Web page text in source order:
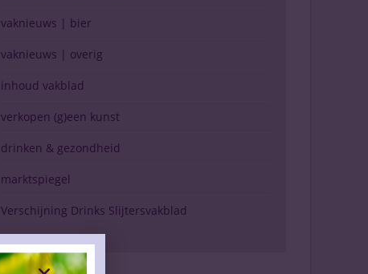
vaknieuws | bier
vaknieuws | overig
inhoud vakblad
verkopen (g)een kunst
drinken & gezondheid
marktspiegel
Verschijning Drinks Slijtersvakblad